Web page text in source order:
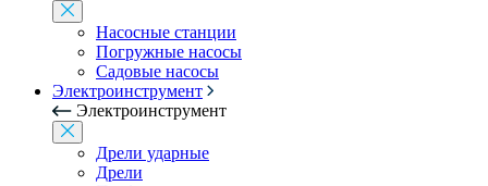
Насосные станции
Погружные насосы
Садовые насосы
Электроинструмент
Электроинструмент
Дрели ударные
Дрели